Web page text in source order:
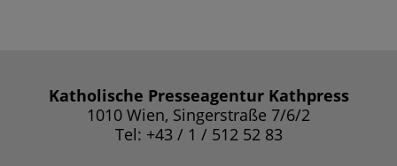
Katholische Presseagentur Kathpress
1010 Wien, Singerstraße 7/6/2
Tel: +43 / 1 / 512 52 83